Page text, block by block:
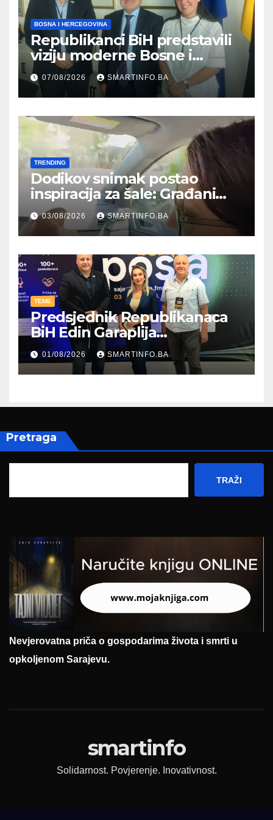
BOSNA I HERCEGOVINA
Republikanci BiH predstavili
viziju moderne Bosne i
Hercegovine ambasadoru
Njemačke
07/08/2026 SMARTINFO.BA
TRENDING
Dodikov snimak postao
inspiracija za šale: Građani
kroz parodiju poslali poruku
03/08/2026 SMARTINFO.BA
TEME
Predsjednik Republikanaca
BiH Edin Garaplija
prisustvovao prezentaciji
Federalnog sajma
zapošljavanja
01/08/2026 SMARTINFO.BA
Pretraga
TRAŽI
Nevjerovatna priča o gospodarima života i smrti u
opkoljenom Sarajevu.
smartinfo
Solidarnost. Povjerenje. Inovativnost.